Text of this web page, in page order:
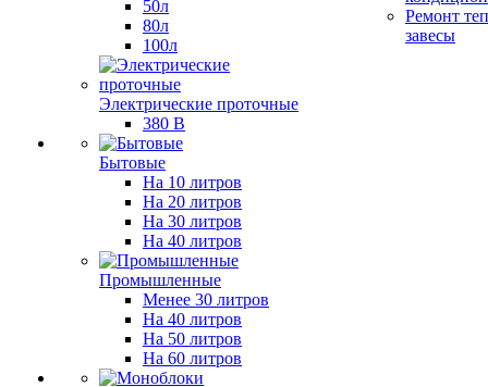
50л
80л
100л
Электрические проточные
380 В
Бытовые
На 10 литров
На 20 литров
На 30 литров
На 40 литров
Промышленные
Менее 30 литров
На 40 литров
На 50 литров
На 60 литров
Ремонт
завесы